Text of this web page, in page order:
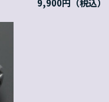
9,900円